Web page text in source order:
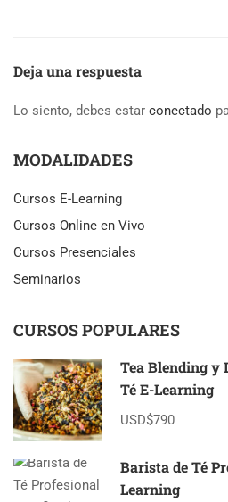
Deja una respuesta
Lo siento, debes estar conectado
MODALIDADES
Cursos E-Learning
Cursos Online en Vivo
Cursos Presenciales
Seminarios
CURSOS POPULARES
Tea Blending y
Té E-Learning
USD$790
Barista de Té
Learning